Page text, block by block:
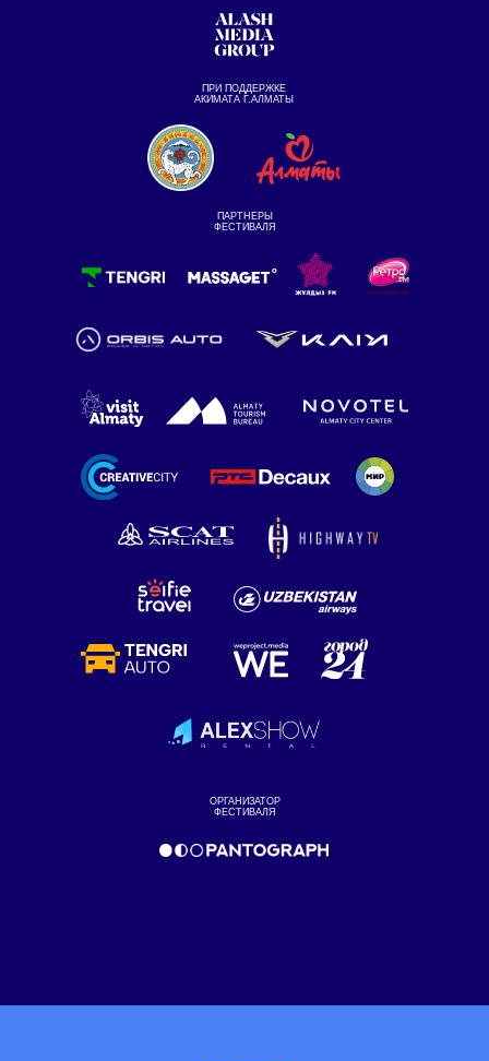
ПАРТНЕРЫ
ФЕСТИВАЛЯ
ОРГАНИЗАТОР
ФЕСТИВАЛЯ
ПРИ ПОДДЕРЖКЕ
АКИМАТА Г.АЛМАТЫ